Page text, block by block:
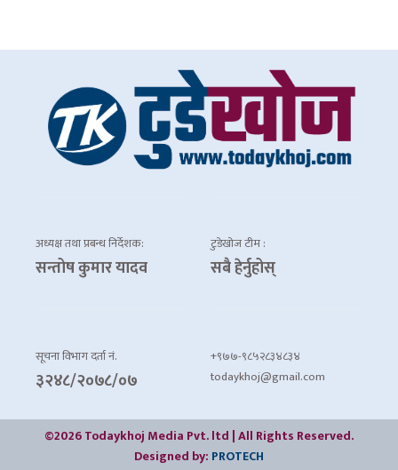
अध्यक्ष तथा प्रबन्ध निर्देशक:
सन्तोष कुमार यादव
टुडेखोज टीम :
सबै हेर्नुहोस्
सूचना विभाग दर्ता नं.
३२४८/२०७८/०७
+९७७-९८५२८३४८३४
todaykhoj@gmail.com
©2026 Todaykhoj Media Pvt. ltd | All Rights Reserved.
Designed by: PROTECH